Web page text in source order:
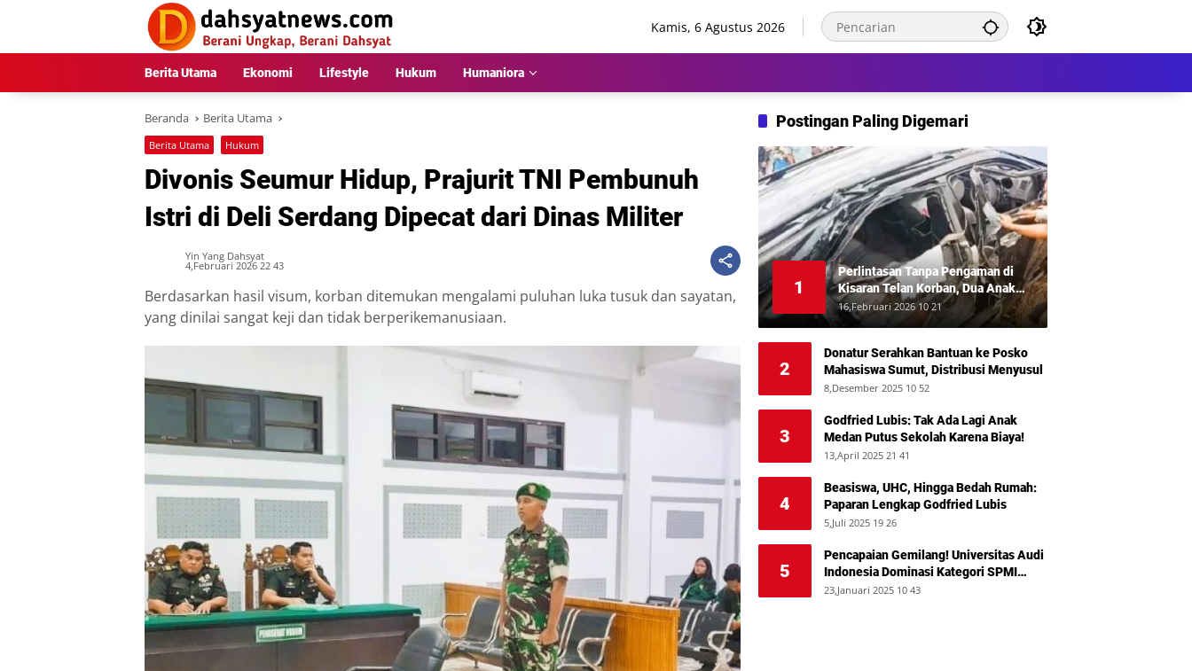
Kamis, 6 Agustus 2026
Berita Utama Ekonomi Lifestyle Hukum Humaniora
Beranda Berita Utama
Berita Utama Hukum
Divonis Seumur Hidup, Prajurit TNI Pembunuh
Istri di Deli Serdang Dipecat dari Dinas Militer
Yin Yang Dahsyat
4,Februari 2026 22 43
Berdasarkan hasil visum, korban ditemukan mengalami puluhan luka tusuk dan sayatan,
yang dinilai sangat keji dan tidak berperikemanusiaan.
Postingan Paling Digemari
1
Perlintasan Tanpa Pengaman di
Kisaran Telan Korban, Dua Anak
Meninggal Disambar KA Putri Deli
16,Februari 2026 10 21
2
Donatur Serahkan Bantuan ke Posko
Mahasiswa Sumut, Distribusi Menyusul
8,Desember 2025 10 52
3
Godfried Lubis: Tak Ada Lagi Anak
Medan Putus Sekolah Karena Biaya!
13,April 2025 21 41
4
Beasiswa, UHC, Hingga Bedah Rumah:
Paparan Lengkap Godfried Lubis
5,Juli 2025 19 26
5
Pencapaian Gemilang! Universitas Audi
Indonesia Dominasi Kategori SPMI
Terbaik 2024
23,Januari 2025 10 43